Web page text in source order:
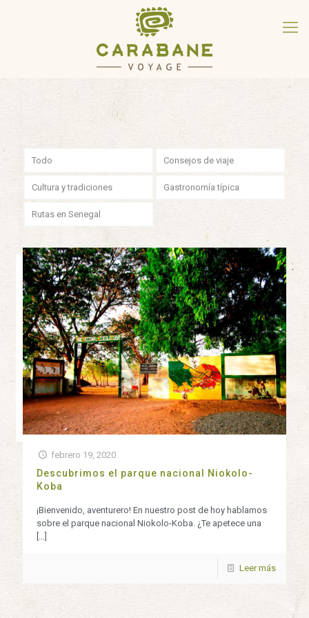
Todo Consejos de viaje
Cultura y tradiciones Gastronomía típica
Rutas en Senegal
febrero 19, 2020
Descubrimos el parque nacional Niokolo-
Koba
¡Bienvenido, aventurero! En nuestro post de hoy hablamos
sobre el parque nacional Niokolo-Koba. ¿Te apetece una
[…]
Leer más